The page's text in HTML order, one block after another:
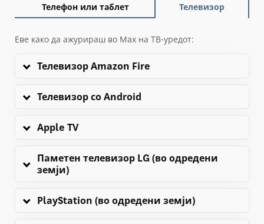
Телефон или таблет Телевизор
Еве како да ажурираш во Max на ТВ-уредот:
Телевизор Amazon Fire
Телевизор со Android
Apple TV
Паметен телевизор LG (во одредени
земји)
PlayStation (во одредени земји)